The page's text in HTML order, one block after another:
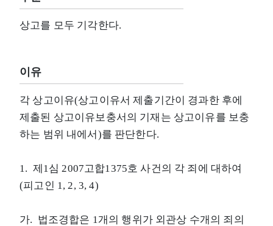
상고를 모두 기각한다.
이유
각 상고이유(상고이유서 제출기간이 경과한 후에
제출된 상고이유보충서의 기재는 상고이유를 보충
하는 범위 내에서)를 판단한다.
1. 제1심 2007고합1375호 사건의 각 죄에 대하여
(피고인 1, 2, 3, 4)
가. 법조경합은 1개의 행위가 외관상 수개의 죄의